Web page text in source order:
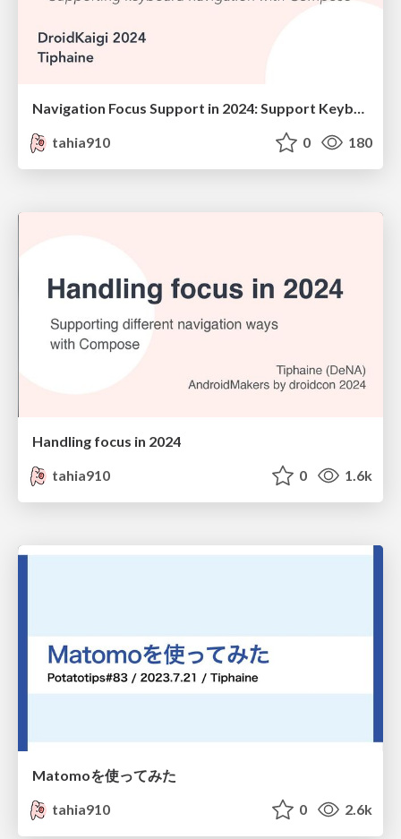
Navigation Focus Support in 2024: Support Keyboard Navigation with Compose!
tahia910
0 180
Handling focus in 2024
tahia910
0 1.6k
Matomoを使ってみた
tahia910
0 2.6k